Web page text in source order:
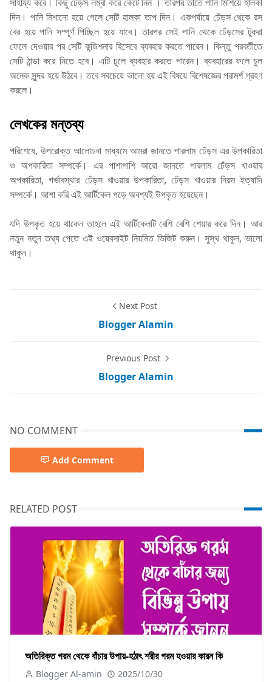
দিন। পানি মিশানো হয়ে গেলে সেটি হালকা তাপ দিন। একপর্যায়ে ঢেঁড়স থেকে রস
বের হয়ে পানি সম্পূর্ণ পিচ্ছিল হয়ে যাবে। তারপর সেই পানি থেকে ঢেঁড়সের টুকরা
ফেলে দেওয়ার পর সেটি কন্ডিশনার হিসেবে ব্যবহার করতে পারেন। কিন্তু পরবর্তীতে
সেটি ঠান্ডা করে নিতে হবে। এটি চুলে ব্যবহার করতে পারেন। ব্যবহারের ফলে চুল
অনেক সুন্দর হয়ে উঠবে। তবে সবচেয়ে ভালো হয় এই বিষয়ে বিশেষজ্ঞের পরামর্শ গ্রহণ
করলে।
লেখকের মন্তব্য
পরিশেষে, উপরোক্ত আলোচনা মাধ্যমে আমরা জানতে পারলাম ঢেঁড়স এর উপকারিতা
ও অপকারিতা সম্পর্কে। এর পাশাপাশি আরো জানতে পারলাম ঢেঁড়স খাওয়ার
অপকারিতা, গর্ভাবস্থার ঢেঁড়স খাওয়ার উপকারিতা, ঢেঁড়স খাওয়ার নিয়ম ইত্যাদি
সম্পর্কে। আশা করি এই আর্টিকেল পড়ে অবশ্যই উপকৃত হয়েছেন।
যদি উপকৃত হয়ে থাকেন তাহলে এই আর্টিকেলটি বেশি বেশি শেয়ার করে দিন। আর
নতুন নতুন তথ্য পেতে এই ওয়েবসাইট নিয়মিত ভিজিট করুন। সুস্থ থাকুন, ভালো
থাকুন।
Next Post
Blogger Alamin
Previous Post
Blogger Alamin
NO COMMENT
Add Comment
RELATED POST
অতিরিক্ত গরম থেকে বাঁচার উপায়-হঠাৎ শরীর গরম হওয়ার কারন কি
Blogger Al-amin 2025/10/30